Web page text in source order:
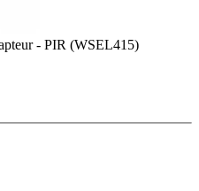
- PIR (WSEL415)